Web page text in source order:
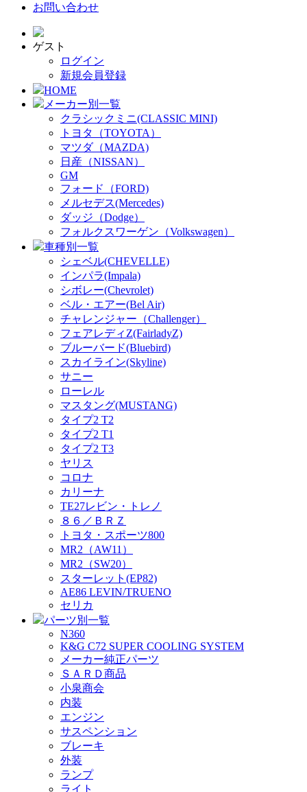
お問い合わせ
ゲスト
ログイン
新規会員登録
HOME
メーカー別一覧
クラシックミニ(CLASSIC MINI)
トヨタ（TOYOTA）
マツダ（MAZDA)
日産（NISSAN）
GM
フォード（FORD)
メルセデス(Mercedes)
ダッジ（Dodge）
フォルクスワーゲン（Volkswagen）
車種別一覧
シェベル(CHEVELLE)
インパラ(Impala)
シボレー(Chevrolet)
ベル・エアー(Bel Air)
チャレンジャー（Challenger）
フェアレディZ(FairladyZ)
ブルーバード(Bluebird)
スカイライン(Skyline)
サニー
ローレル
マスタング(MUSTANG)
タイプ2 T2
タイプ2 T1
タイプ2 T3
ヤリス
コロナ
カリーナ
TE27レビン・トレノ
８６／ＢＲＺ
トヨタ・スポーツ800
MR2（AW11）
MR2（SW20）
スターレット(EP82)
AE86 LEVIN/TRUENO
セリカ
パーツ別一覧
N360
K&G C72 SUPER COOLING SYSTEM
メーカー純正パーツ
ＳＡＲＤ商品
小泉商会
内装
エンジン
サスペンション
ブレーキ
外装
ランプ
ライト